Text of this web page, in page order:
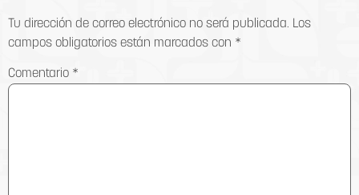
Tu dirección de correo electrónico no será publicada. Los
campos obligatorios están marcados con *
Comentario *